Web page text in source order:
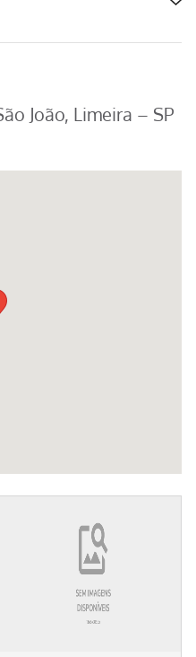
João, Limeira – SP